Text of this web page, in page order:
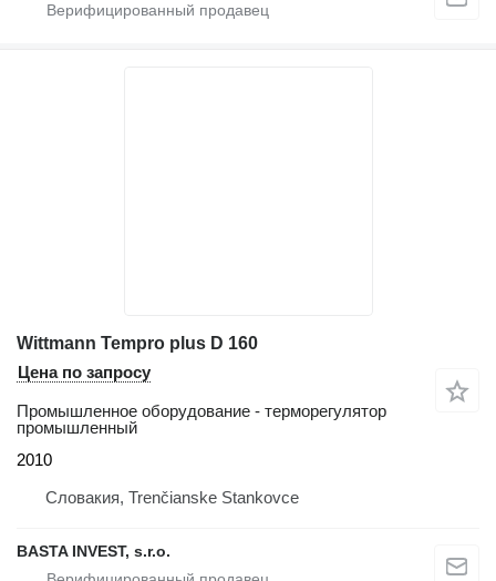
Wittmann Tempro plus D 160
Цена по запросу
Промышленное оборудование - терморегулятор
промышленный
2010
Словакия, Trenčianske Stankovce
BASTA INVEST, s.r.o.